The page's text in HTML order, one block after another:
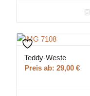
Teddy-Weste
Preis ab: 29,00 €